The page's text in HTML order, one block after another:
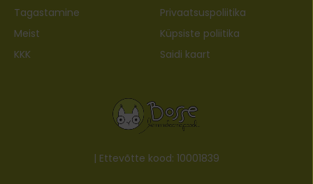
Tagastamine
Privaatsuspoliitika
Meist
Küpsiste poliitika
KKK
Saidi kaart
| Ettevõtte kood: 10001839